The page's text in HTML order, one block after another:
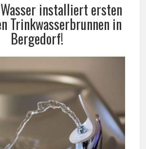
installiert ersten
Trinkwasserbrunnen in
Bergedorf!